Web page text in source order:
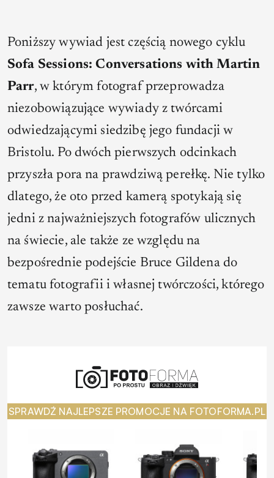
Poniższy wywiad jest częścią nowego cyklu
Sofa Sessions: Conversations with Martin
Parr, w którym fotograf przeprowadza
niezobowiązujące wywiady z twórcami
odwiedzającymi siedzibę jego fundacji w
Bristolu. Po dwóch pierwszych odcinkach
przyszła pora na prawdziwą perełkę. Nie tylko
dlatego, że oto przed kamerą spotykają się
jedni z najważniejszych fotografów ulicznych
na świecie, ale także ze względu na
bezpośrednie podejście Bruce Gildena do
tematu fotografii i własnej twórczości, którego
zawsze warto posłuchać.
SPRAWDŹ NAJLEPSZE PROMOCJE NA FOTOFORMA.PL